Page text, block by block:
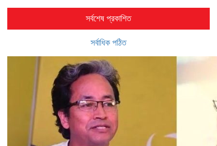
সর্বশেষ প্রকাশিত
সর্বাধিক পঠিত